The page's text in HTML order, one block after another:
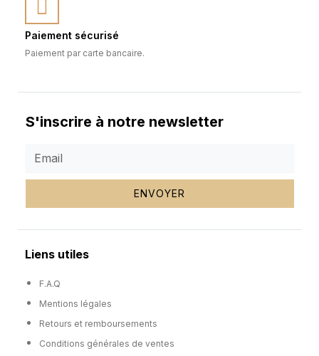
Paiement sécurisé
Paiement par carte bancaire.
S'inscrire à notre newsletter
ENVOYER
Liens utiles
F.A.Q
Mentions légales
Retours et remboursements
Conditions générales de ventes